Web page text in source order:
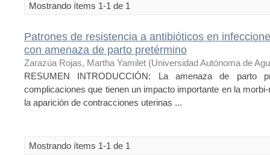
Mostrando ítems 1-1 de 1
Patrones de resistencia a antibióticos en
con amenaza de parto pretérmino
Zarazúa Rojas, Martha Yamilet (Universidad Autónoma de
RESUMEN INTRODUCCIÓN: La amenaza de parto
complicaciones que tienen un impacto importante en la
la aparición de contracciones uterinas ...
Mostrando ítems 1-1 de 1